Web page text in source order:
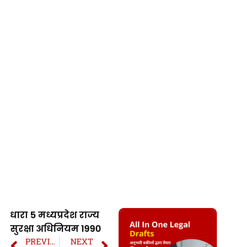
धारा 5 मध्यप्रदेश राज्य
सुरक्षा अधिनियम 1990
PREVIOUS NEXT